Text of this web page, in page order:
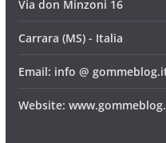
Via don Minzoni 16
Carrara (MS) - Italia
Email: info @
Website: